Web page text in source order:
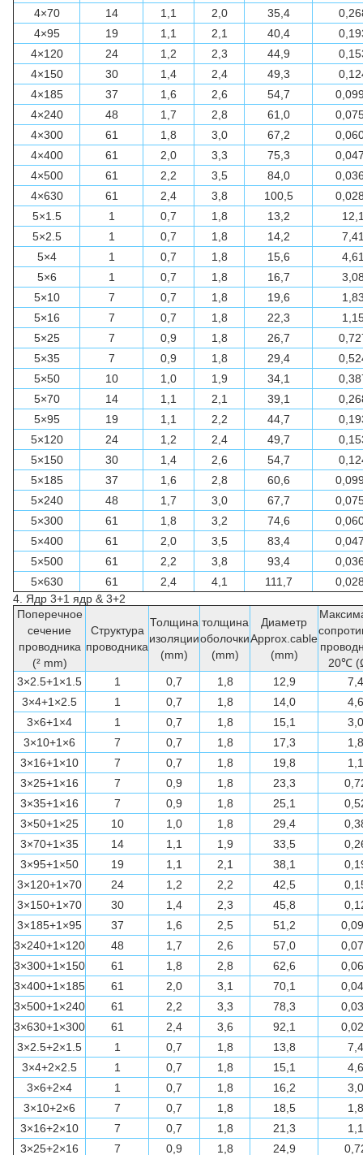
4×70
14 1,1 2,0 35,4
4×95
19 1,1 2,1 40,4
4×120
24 1,2 2,3 44,9
4×150
30 1,4 2,4 49,3
4×185
37 1,6 2,6 54,7
4×240
48 1,7 2,8 61,0
4×300
61 1,8 3,0 67,2
4×400
61 2,0 3,3 75,3
4×500
61 2,2 3,5 84,0
4×630
61 2,4 3,8 100,5
5×1.5
1 0,7 1,8 13,2
5×2.5
1 0,7 1,8 14,2
5×4
1 0,7 1,8 15,6
5×6
1 0,7 1,8 16,7
5×10
7 0,7 1,8 19,6
5×16
7 0,7 1,8 22,3
5×25
7 0,9 1,8 26,7
5×35
7 0,9 1,8 29,4
5×50
10 1,0 1,9 34,1
5×70
14 1,1 2,1 39,1
5×95
19 1,1 2,2 44,7
5×120
24 1,2 2,4 49,7
5×150
30 1,4 2,6 54,7
5×185
37 1,6 2,8 60,6
5×240
48 1,7 3,0 67,7
5×300
61 1,8 3,2 74,6
5×400
61 2,0 3,5 83,4
5×500
61 2,2 3,8 93,4
5×630
61 2,4 4,1 111,7
4. Ядр 3+1 ядр & 3+2
Поперечное
сечение
проводника
(² mm)
Структура
проводника
Толщина
изоляции
(mm)
толщина
оболочки
(mm)
Диаметр
Approx.cable
(mm)
20℃
3×2.5+1×1.5
1 0,7 1,8 12,9
3×4+1×2.5
1 0,7 1,8 14,0
3×6+1×4
1 0,7 1,8 15,1
3×10+1×6
7 0,7 1,8 17,3
3×16+1×10
7 0,7 1,8 19,8
3×25+1×16
7 0,9 1,8 23,3
3×35+1×16
7 0,9 1,8 25,1
3×50+1×25
10 1,0 1,8 29,4
3×70+1×35
14 1,1 1,9 33,5
3×95+1×50
19 1,1 2,1 38,1
3×120+1×70
24 1,2 2,2 42,5
3×150+1×70
30 1,4 2,3 45,8
3×185+1×95
37 1,6 2,5 51,2
3×240+1×120
48 1,7 2,6 57,0
3×300+1×150
61 1,8 2,8 62,6
3×400+1×185
61 2,0 3,1 70,1
3×500+1×240
61 2,2 3,3 78,3
3×630+1×300
61 2,4 3,6 92,1
3×2.5+2×1.5
1 0,7 1,8 13,8
3×4+2×2.5
1 0,7 1,8 15,1
3×6+2×4
1 0,7 1,8 16,2
3×10+2×6
7 0,7 1,8 18,5
3×16+2×10
7 0,7 1,8 21,3
3×25+2×16
7 0,9 1,8 24,9